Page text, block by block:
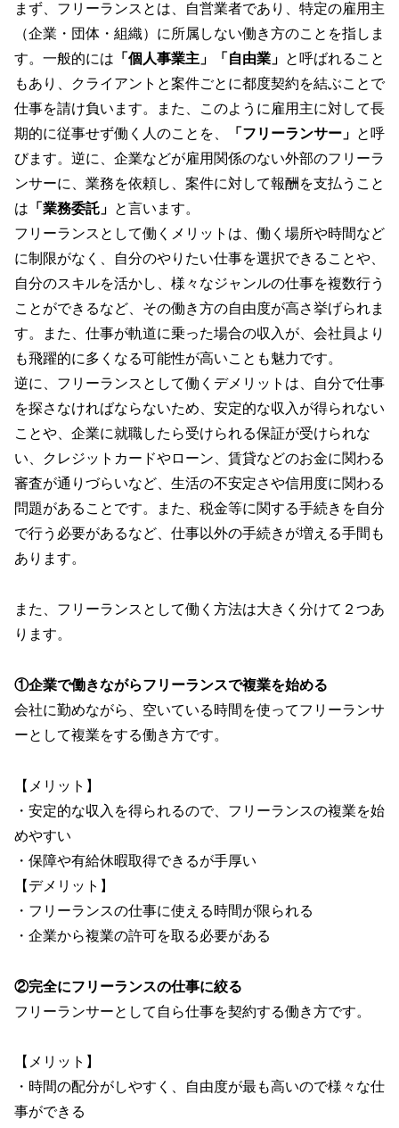
まず、フリーランスとは、自営業者であり、特定の雇用主
（企業・団体・組織）に所属しない働き方のことを指しま
す。一般的には 「個人事業主」「自由業」 と呼ばれること
もあり、クライアントと案件ごとに都度契約を結ぶことで
仕事を請け負います。また、このように雇用主に対して長
期的に従事せず働く人のことを、
「フリーランサー」 と呼
びます。逆に、企業などが雇用関係のない外部のフリーラ
ンサーに、業務を依頼し、案件に対して報酬を支払うこと
は 「業務委託」 と言います。
フリーランスとして働くメリットは、働く場所や時間など
に制限がなく、自分のやりたい仕事を選択できることや、
自分のスキルを活かし、様々なジャンルの仕事を複数行う
ことができるなど、その働き方の自由度が高さ挙げられま
す。また、仕事が軌道に乗った場合の収入が、会社員より
も飛躍的に多くなる可能性が高いことも魅力です。
逆に、フリーランスとして働くデメリットは、自分で仕事
を探さなければならないため、安定的な収入が得られない
ことや、企業に就職したら受けられる保証が受けられな
い、クレジットカードやローン、賃貸などのお金に関わる
審査が通りづらいなど、生活の不安定さや信用度に関わる
問題があることです。また、税金等に関する手続きを自分
で行う必要があるなど、仕事以外の手続きが増える手間も
あります。
また、フリーランスとして働く方法は大きく分けて２つあ
ります。
①企業で働きながらフリーランスで複業を始める
会社に勤めながら、空いている時間を使ってフリーランサ
ーとして複業をする働き方です。
【メリット】
・安定的な収入を得られるので、フリーランスの複業を始
めやすい
・保障や有給休暇取得できるが手厚い
【デメリット】
・フリーランスの仕事に使える時間が限られる
・企業から複業の許可を取る必要がある
②完全にフリーランスの仕事に絞る
フリーランサーとして自ら仕事を契約する働き方です。
【メリット】
・時間の配分がしやすく、自由度が最も高いので様々な仕
事ができる